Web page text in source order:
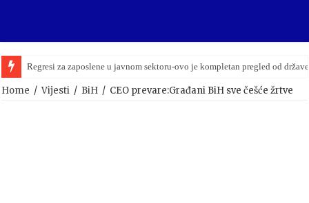
Regresi za zaposlene u javnom sektoru-ovo je kompletan pregled od
Home / Vijesti / BiH / CEO prevare:Građani BiH sve češće žrtve